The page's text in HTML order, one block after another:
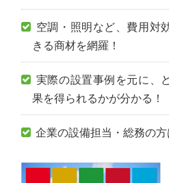
空調・照明など、費用対
きる商材を網羅！
実際の設置事例を元に、
果を得られるかが分かる！
企業の設備担当・総務の方